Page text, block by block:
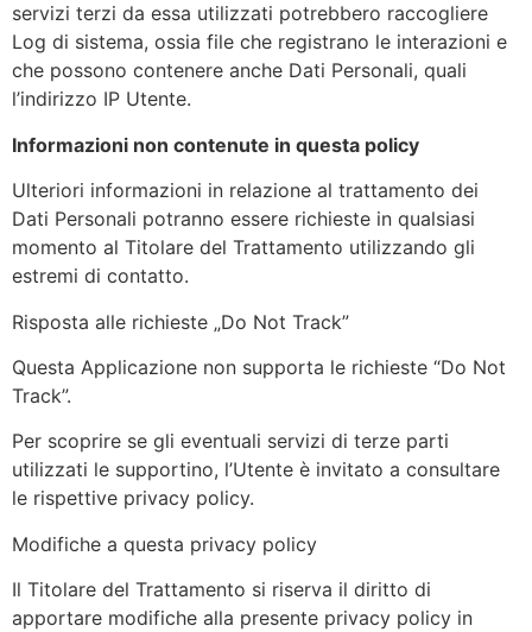
servizi terzi da essa utilizzati potrebbero raccogliere
Log di sistema, ossia file che registrano le interazioni e
che possono contenere anche Dati Personali, quali
l’indirizzo IP Utente.
Informazioni non contenute in questa policy
Ulteriori informazioni in relazione al trattamento dei
Dati Personali potranno essere richieste in qualsiasi
momento al Titolare del Trattamento utilizzando gli
estremi di contatto.
Risposta alle richieste „Do Not Track”
Questa Applicazione non supporta le richieste “Do Not
Track”.
Per scoprire se gli eventuali servizi di terze parti
utilizzati le supportino, l’Utente è invitato a consultare
le rispettive privacy policy.
Modifiche a questa privacy policy
Il Titolare del Trattamento si riserva il diritto di
apportare modifiche alla presente privacy policy in